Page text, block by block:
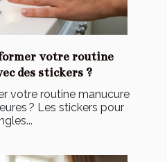
votre routine
des stickers ?
votre routine manucure
? Les stickers pour